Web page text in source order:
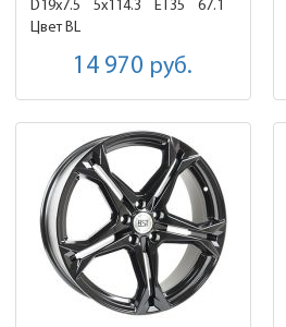
D19x7.5 5x114.3 ET35
67.1
Цвет BL
14 970 руб.